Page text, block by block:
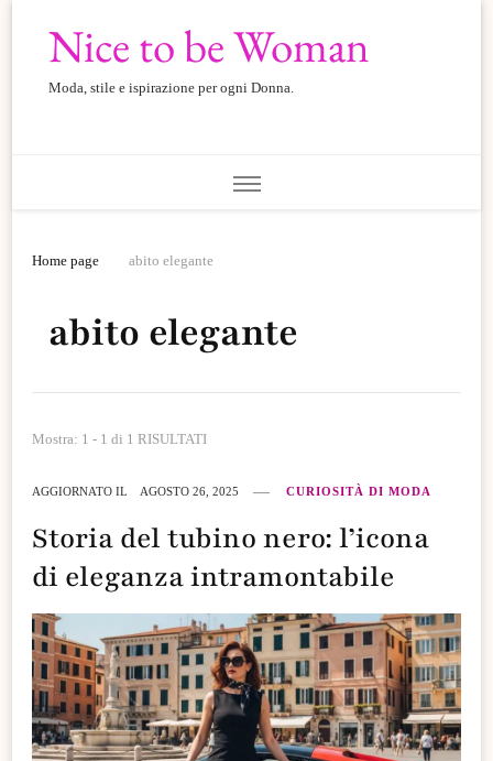
Nice to be Woman
Moda, stile e ispirazione per ogni Donna.
Home page abito elegante
abito elegante
Mostra: 1 - 1 di 1 RISULTATI
AGGIORNATO IL AGOSTO 26, 2025 CURIOSITÀ DI MODA
Storia del tubino nero: l’icona
di eleganza intramontabile